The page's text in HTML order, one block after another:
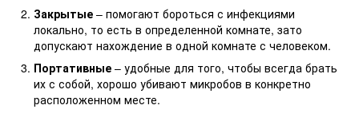
Закрытые – помогают бороться с инфекциями
локально, то есть в определенной комнате, зато
допускают нахождение в одной комнате с человеком.
Портативные – удобные для того, чтобы всегда брать
их с собой, хорошо убивают микробов в конкретно
расположенном месте.